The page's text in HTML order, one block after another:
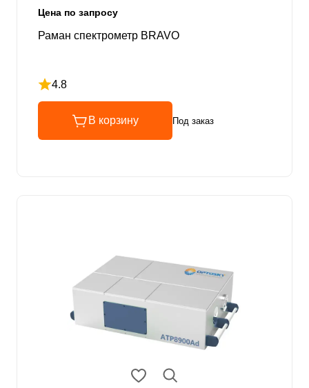
Цена по запросу
Раман спектрометр BRAVO
4.8
Рейтинг 4.8 из 5
В корзину Под заказ